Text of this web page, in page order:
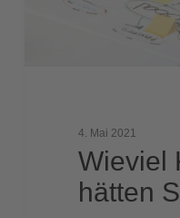
4. Mai 2021
Wieviel
hätten